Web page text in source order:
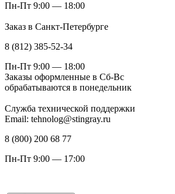
Пн-Пт 9:00 — 18:00
Заказ в Санкт-Петербурге
8 (812) 385-52-34
Пн-Пт 9:00 — 18:00
Заказы оформленные в Сб-Вс
обрабатываются в понедельник
Служба технической поддержки
Email: tehnolog@stingray.ru
8 (800) 200 68 77
Пн-Пт 9:00 — 17:00